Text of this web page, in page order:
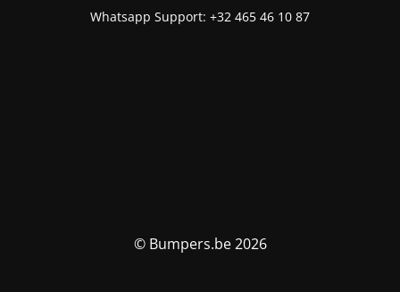
Whatsapp Support: +32 465 46 10 87
© Bumpers.be 2026